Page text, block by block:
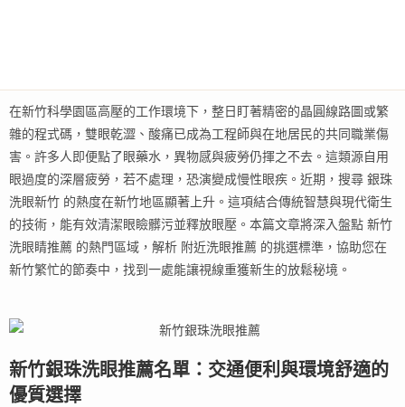
在新竹科學園區高壓的工作環境下，整日盯著精密的晶圓線路圖或繁
雜的程式碼，雙眼乾澀、酸痛已成為工程師與在地居民的共同職業傷
害。許多人即便點了眼藥水，異物感與疲勞仍揮之不去。這類源自用
眼過度的深層疲勞，若不處理，恐演變成慢性眼疾。近期，搜尋 銀珠
洗眼新竹 的熱度在新竹地區顯著上升。這項結合傳統智慧與現代衛生
的技術，能有效清潔眼瞼髒污並釋放眼壓。本篇文章將深入盤點 新竹
洗眼睛推薦 的熱門區域，解析 附近洗眼推薦 的挑選標準，協助您在
新竹繁忙的節奏中，找到一處能讓視線重獲新生的放鬆秘境。
新竹銀珠洗眼推薦名單：交通便利與環境舒適的
優質選擇